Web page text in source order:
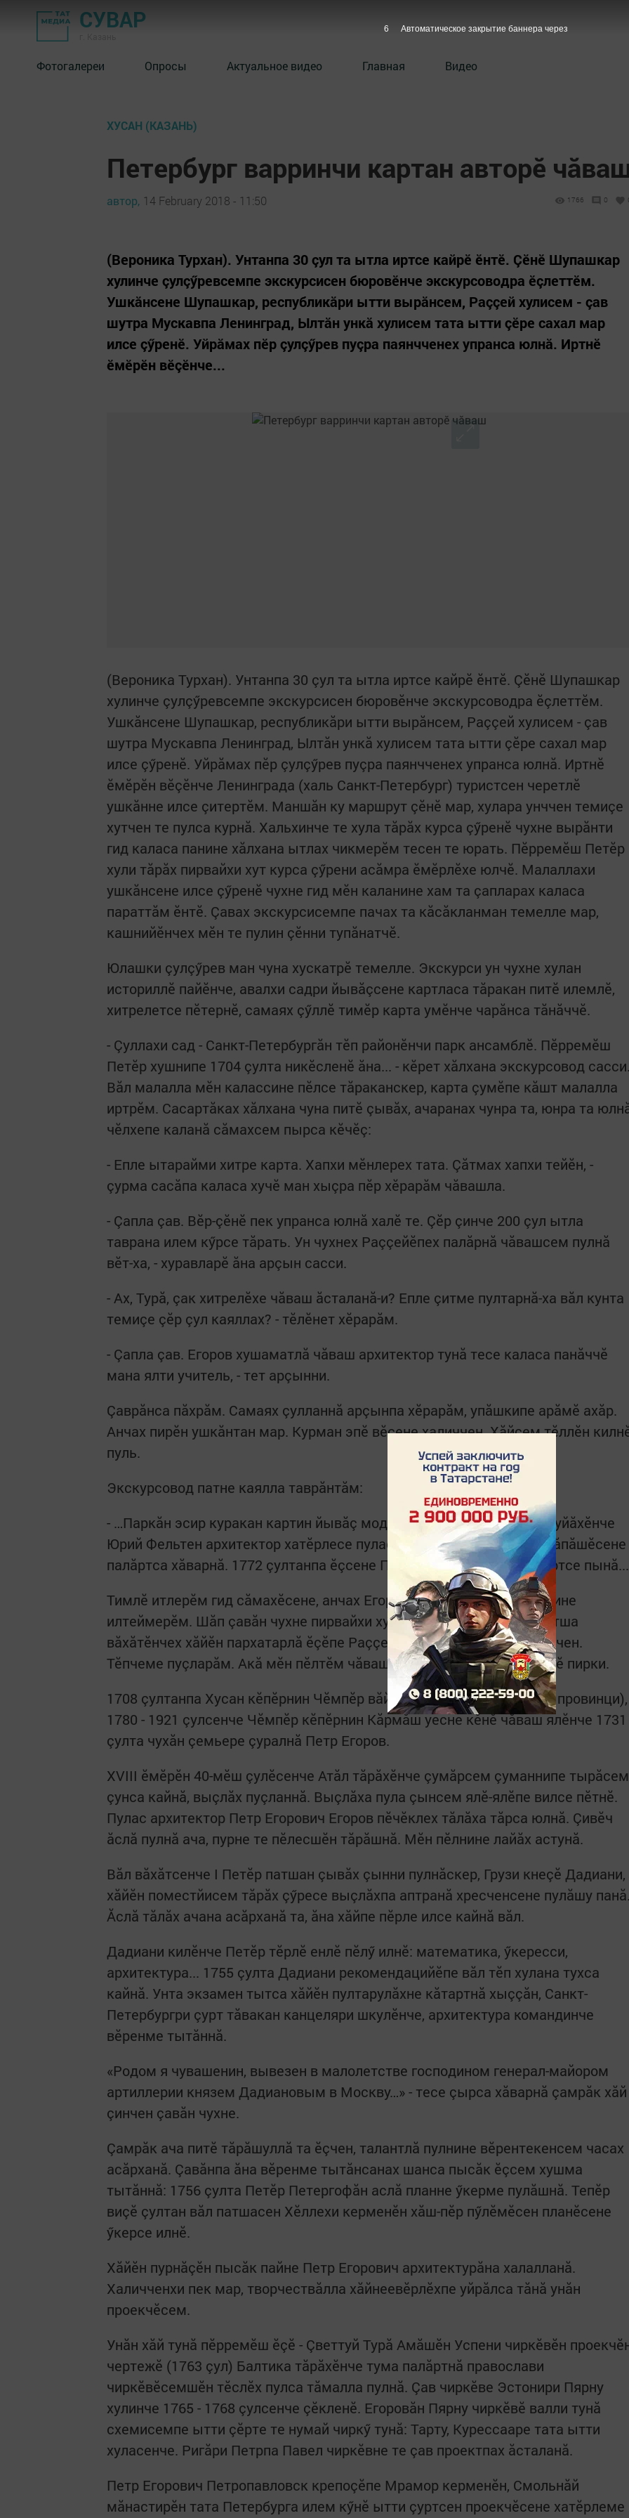
СУВАР
Фотогалереи Опросы Актуальное видео Главная Видео
ХУСАН (КАЗАНЬ)
Петербург варринчи картан авторӗ
автор, 14 February 2018 - 11:50 1766 0
(Вероника Турхан). Унтанпа 30 çул та ытла иртсе кайрӗ ӗнтӗ. Çӗнӗ Шупашкар
хулинче çулçӳревсемпе экскурсисен бюровӗнче экскурсоводра ӗçлеттӗм.
Ушкăнсене Шупашкар, республикăри ытти вырăнсем, Раççей хулисем - çав
шутра Мускавпа Ленинград, Ылтăн ункă хулисем тата ытти çӗре сахал мар
илсе çӳренӗ. Уйрăмах пӗр çулçӳрев пуçра паянчченех упранса юлнă. Иртнӗ
ӗмӗрӗн вӗçӗнче...
(Вероника Турхан). Унтанпа 30 çул та ытла иртсе кайрӗ ӗнтӗ. Çӗнӗ Шупашкар
хулинче çулçӳревсемпе экскурсисен бюровӗнче экскурсоводра ӗçлеттӗм.
Ушкăнсене Шупашкар, республикăри ытти вырăнсем, Раççей хулисем - çав
шутра Мускавпа Ленинград, Ылтăн ункă хулисем тата ытти çӗре сахал мар
илсе çӳренӗ. Уйрăмах пӗр çулçӳрев пуçра паянчченех упранса юлнă. Иртнӗ
ӗмӗрӗн вӗçӗнче Ленинграда (халь Санкт-Петербург) туристсен черетлӗ
ушкăнне илсе çитертӗм. Маншăн ку маршрут çӗнӗ мар, хулара унччен темиçе
хутчен те пулса курнă. Хальхинче те хула тăрăх курса çӳренӗ чухне вырăнти
гид каласа панине хăлхана ытлах чикмерӗм тесен те юрать. Пӗрремӗш Петӗр
хули тăрăх пирвайхи хут курса çӳрени асăмра ӗмӗрлӗхе юлчӗ. Малаллахи
ушкăнсене илсе çӳренӗ чухне гид мӗн каланине хам та çапларах каласа
параттăм ӗнтӗ. Çавах экскурсисемпе пачах та кăсăкланман темелле мар,
кашнийӗнчех мӗн те пулин çӗнни тупăнатчӗ.
Юлашки çулçӳрев ман чуна хускатрӗ темелле. Экскурси ун чухне хулан
историллӗ пайӗнче, авалхи садри йывăçсене картласа тăракан питӗ илемлӗ,
хитрелетсе пӗтернӗ, самаях çӳллӗ тимӗр карта умӗнче чарăнса тăнăччӗ.
- Çуллахи сад - Санкт-Петербургăн тӗп районӗнчи парк ансамблӗ. Пӗрремӗш
Петӗр хушнипе 1704 çулта никӗсленӗ ăна... - кӗрет хăлхана экскурсовод
Вăл малалла мӗн калассине пӗлсе тăраканскер, карта çумӗпе кăшт малалла
иртрӗм. Сасартăках хăлхана чуна питӗ çывăх, ачаранах чунра та, юнра та
чӗлхепе каланă сăмахсем пырса кӗчӗç:
- Епле ытарайми хитре карта. Хапхи мӗнлерех тата. Çăтмах хапхи тейӗн, -
çурма сасăпа каласа хучӗ ман хыçра пӗр хӗрарăм чăвашла.
- Çапла çав. Вӗр-çӗнӗ пек упранса юлнă халӗ те. Çӗр çинче 200 çул ытла
таврана илем кӳрсе тăрать. Ун чухнех Раççейӗпех палăрнă чăвашсем пулнă
вӗт-ха, - хуравларӗ ăна арçын сасси.
- Ах, Турă, çак хитрелӗхе чăваш ăсталанă-и? Епле çитме пултарнă-ха вăл кунта
темиçе çӗр çул каяллах? - тӗлӗнет хӗрарăм.
- Çапла çав. Егоров хушаматлă чăваш архитектор тунă тесе каласа панăччӗ
мана ялти учитель, - тет арçынни.
Çаврăнса пăхрăм. Самаях çулланнă арçынпа хӗрарăм, упăшкипе арăмӗ ахăр.
Анчах пирӗн ушкăнтан мар. Курман эпӗ вӗсене халиччен. Хăйсем тӗллӗн
пуль.
Экскурсовод патне каялла таврăнтăм:
- …Паркăн эсир куракан картин йывăç модельне 1771 çулхи январь уйăхӗнче
Юрий Фельтен архитектор хатӗрлесе пулас картан чул никӗсӗн калăпăшӗсене
палăртса хăварнă. 1772 çултанпа ӗçсене Петр Егоров архитектор ертсе пынă...
Тимлӗ итлерӗм гид сăмахӗсене, анчах Егоров чăваш пулнине каланине
илтеймерӗм. Шăп çавăн чухне пирвайхи хут илтрӗм эпӗ Кӗтерне патша
вăхăтӗнчех хăйӗн пархатарлă ӗçӗпе Раççейӗпех палăрнă чăваш çинчен.
Тӗпчеме пуçларăм. Акă мӗн пӗлтӗм чăвашсен пирвайхи архитекторӗ пирки.
1708 çултанпа Хусан кӗпӗрнин Чӗмпӗр вăйпутлăхне (1719 çултанпа провинци),
1780 - 1921 çулсенче Чӗмпӗр кӗпӗрнин Кăрмăш уесне кӗнӗ чăваш ялӗнче 1731
çулта чухăн çемьере çуралнă Петр Егоров.
XVIII ӗмӗрӗн 40-мӗш çулӗсенче Атăл тăрăхӗнче çумăрсем çуманнипе тырăсем
çунса кайнă, выçлăх пуçланнă. Выçлăха пула çынсем ялӗ-ялӗпе вилсе пӗтнӗ.
Пулас архитектор Петр Егорович Егоров пӗчӗклех тăлăха тăрса юлнă. Çивӗч
ăслă пулнă ача, пурне те пӗлесшӗн тăрăшнă. Мӗн пӗлнине лайăх астунă.
Вăл вăхăтсенче I Петӗр патшан çывăх çынни пулнăскер, Грузи кнеçӗ Дадиани,
хăйӗн поместйисем тăрăх çӳресе выçлăхпа аптранă хресченсене пулăшу
Ăслă тăлăх ачана асăрханă та, ăна хăйпе пӗрле илсе кайнă вăл.
Дадиани килӗнче Петӗр тӗрлӗ енлӗ пӗлӳ илнӗ: математика, ӳкересси,
архитектура... 1755 çулта Дадиани рекомендацийӗ­пе вăл тӗп хулана тухса
кайнă. Унта экзамен тытса хăйӗн пултарулăхне кăтартнă хыççăн, Санкт-
Петербургри çурт тăвакан канцеляри шкулӗнче, архитектура командинче
вӗренме тытăннă.
«Родом я чувашенин, вывезен в малолетстве господином генерал-майором
артиллерии князем Дадиановым в Москву…» - тесе çырса хăварнă çамрăк хăй
çинчен çавăн чухне.
Çамрăк ача питӗ тăрăшуллă та ӗçчен, талантлă пулнине вӗрентекенсем часах
асăрханă. Çавăнпа ăна вӗренме тытăнсанах шанса пысăк ӗçсем хушма
тытăннă: 1756 çулта Петӗр Петергофăн аслă планне ӳкерме пулăшнă. Тепӗр
виçӗ çултан вăл патшасен Хӗллехи керменӗн хăш-пӗр пӳлӗмӗсен планӗсене
ӳкерсе илнӗ.
Хăйӗн пурнăçӗн пысăк пайне Петр Егорович архитектурăна халалланă.
Халичченхи пек мар, творчествăлла хăйнеевӗрлӗхпе уйрăлса тăнă унăн
проекчӗсем.
Унăн хăй тунă пӗрремӗш ӗçӗ - Çветтуй Турă Амăшӗн Успени чиркӗвӗн
чертежӗ (1763 çул) Балтика тăрăхӗнче тума палăртнă православи
чиркӗвӗсемшӗн тӗслӗх пулса тăмалла пулнă. Çав чиркӗве Эстонири Пярну
хулинче 1765 - 1768 çулсенче çӗкленӗ. Егоровăн Пярну чиркӗвӗ валли тунă
схемисемпе ытти çӗрте те нумай чиркӳ тунă: Тарту, Курессааре тата ытти
хуласенче. Ригăри Петрпа Павел чиркӗвне те çав проектпах ăсталанă.
Петр Егорович Петропавловск крепоçӗпе Мрамор керменӗн, Смольнăй
мăнастирӗн тата Петербурга илем кӳнӗ ытти çуртсен проекчӗсене хатӗрлеме
5 Автоматическое закрытие баннера через